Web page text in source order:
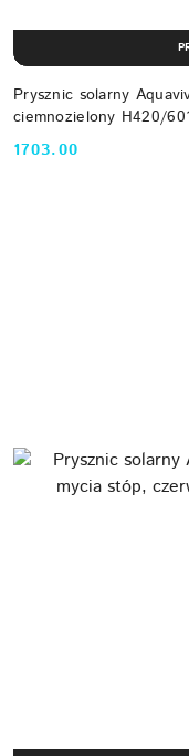
Prysznic solarny
ciemnozielony H420/
Cena:
1703.00